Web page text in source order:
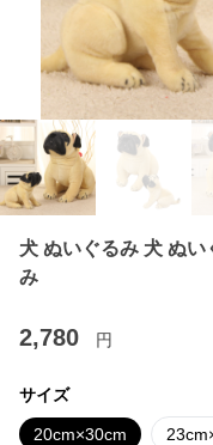
犬 ぬいぐるみ 犬 ぬ
み
2,780 円
サイズ
20cm×30cm